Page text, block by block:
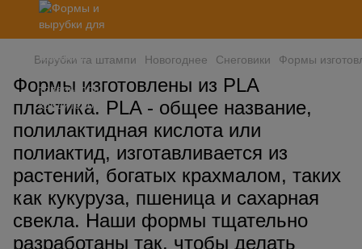
Вирубки та штампи Новогоднее Снеговики Формы
Формы изготовлены из PLA
пластика. PLA - общее название,
полилактидная кислота или
полиактид, изготавливается из
растений, богатых крахмалом, таких
как кукуруза, пшеница и сахарная
свекла. Наши формы тщательно
разработаны так, чтобы делать